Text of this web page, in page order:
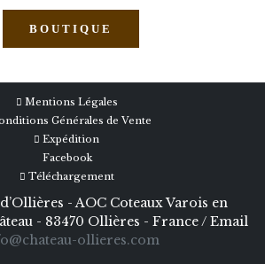
BOUTIQUE
Mentions Légales
Générales de Vente
Expédition
Facebook
Téléchargement
- AOC Coteaux Varois en
- 83470 Ollières - France / Email
ollieres.com